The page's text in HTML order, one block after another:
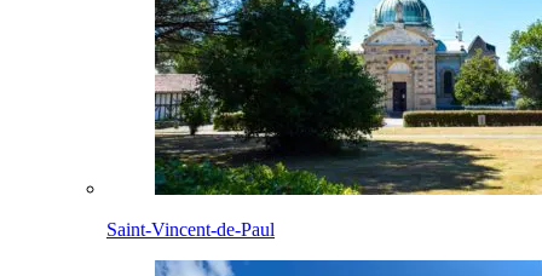
Saint-Vincent-de-Paul